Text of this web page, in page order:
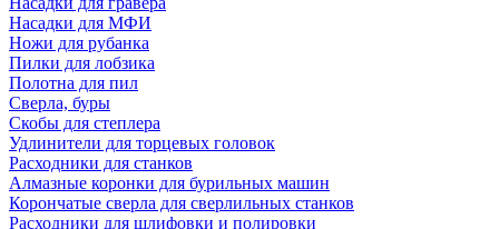
Насадки для МФИ
Ножи для рубанка
Пилки для лобзика
Полотна для пил
Сверла, буры
Скобы для степлера
Удлинители для торцевых головок
Расходники для станков
Алмазные коронки для бурильных машин
Корончатые сверла для сверлильных станков
Расходники для шлифовки и полировки